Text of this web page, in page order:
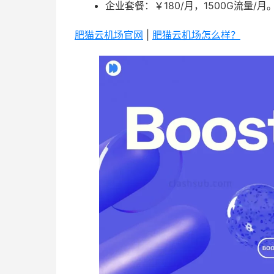
企业套餐：￥180/月，1500G流量/月
肥猫云机场官网 肥猫云机场怎么样？